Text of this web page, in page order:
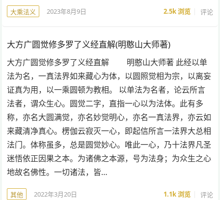
大乘法义 2023年8月9日 2.5k浏览 评论
大方广圆觉修多罗了义经直解(明憨山大师著)
大方广圆觉修多罗了义经直解 明憨山大师著 此经以单
法为名，一真法界如来藏心为体，以圆照觉相为宗，以离妄
证真为用，以一乘圆顿为教相。 以单法为名者，论云所言
法者，谓众生心。圆觉二字，直指一心以为法体。此有多
称，亦名大圆满觉，亦名妙觉明心，亦名一真法界，亦云如
来藏清净真心。楞伽云寂灭一心，即起信所言一法界大总相
法门。体称虽多，总是圆觉妙心。唯此一心，乃十法界凡圣
迷悟依正因果之本。为诸佛之本源，号为法身；为众生之心
地故名佛性。一切诸法，皆…
其他 2022年3月20日 1.1k浏览 评论